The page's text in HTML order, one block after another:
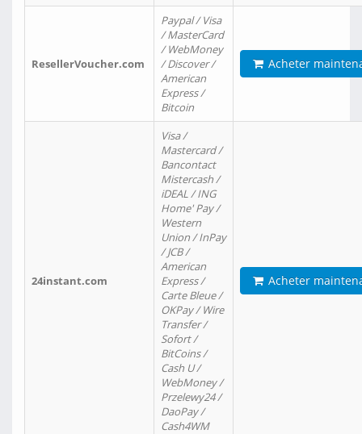
ResellerVoucher.com
Paypal / Visa
/ MasterCard
/ WebMoney
/ Discover /
American
Express /
Bitcoin
Acheter
24instant.com
Visa /
Mastercard /
Bancontact
Mistercash /
iDEAL / ING
Home' Pay /
Western
Union / InPay
/ JCB /
American
Express /
Carte Bleue /
OKPay / Wire
Transfer /
Sofort /
BitCoins /
Cash U /
WebMoney /
Przelewy24 /
DaoPay /
Cash4WM
Acheter